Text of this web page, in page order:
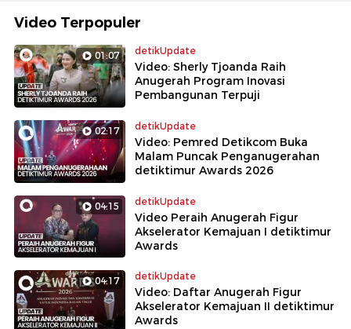
Video Terpopuler
01:07 detikUpdate
Video: Sherly Tjoanda Raih
Anugerah Program Inovasi
Pembangunan Terpuji
02:17 detikUpdate
Video: Pemred Detikcom Buka
Malam Puncak Penganugerahan
detiktimur Awards 2026
04:15 detikUpdate
Video Peraih Anugerah Figur
Akselerator Kemajuan I detiktimur
Awards
04:17 detikUpdate
Video: Daftar Anugerah Figur
Akselerator Kemajuan II detiktimur
Awards